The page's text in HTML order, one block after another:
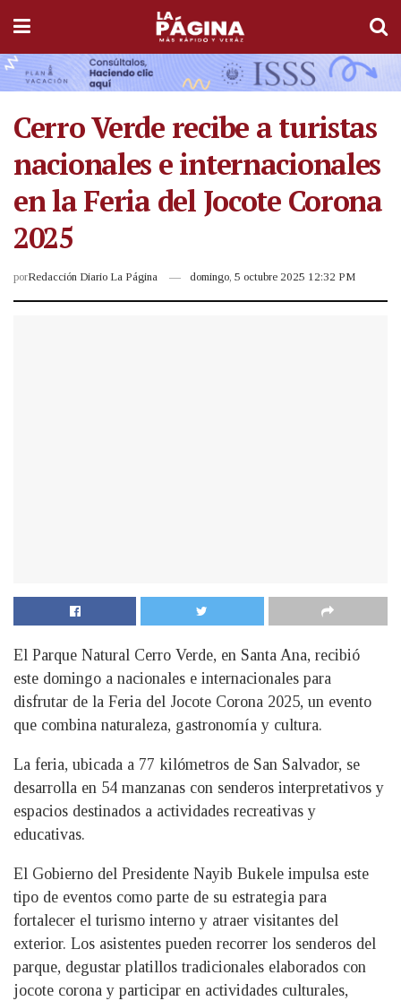
Cerro Verde recibe a turistas
nacionales e internacionales
en la Feria del Jocote Corona
2025
porRedacción Diario La Página domingo, 5 octubre 2025 12:32 PM
El Parque Natural Cerro Verde, en Santa Ana, recibió
este domingo a nacionales e internacionales para
disfrutar de la Feria del Jocote Corona 2025, un evento
que combina naturaleza, gastronomía y cultura.
La feria, ubicada a 77 kilómetros de San Salvador, se
desarrolla en 54 manzanas con senderos interpretativos y
espacios destinados a actividades recreativas y
educativas.
El Gobierno del Presidente Nayib Bukele impulsa este
tipo de eventos como parte de su estrategia para
fortalecer el turismo interno y atraer visitantes del
exterior. Los asistentes pueden recorrer los senderos del
parque, degustar platillos tradicionales elaborados con
jocote corona y participar en actividades culturales,